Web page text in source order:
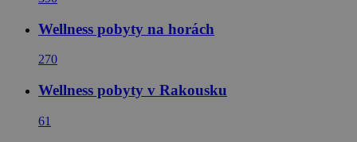
Wellness pobyty na horách
270
Wellness pobyty v Rakousku
61